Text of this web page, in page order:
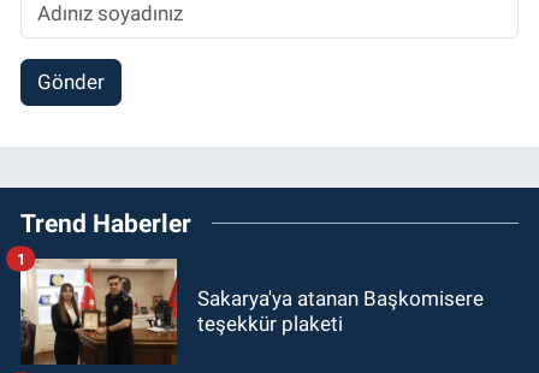
Gönder
Trend Haberler
Sakarya'ya atanan Başkomisere
teşekkür plaketi
1